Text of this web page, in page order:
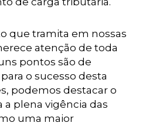
que tramita em nossas
atenção de toda
pontos são de
o sucesso desta
podemos destacar o
a plena vigência das
uma maior